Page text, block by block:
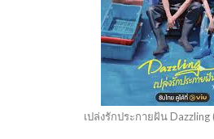
เปล่งรักประกายฝัน